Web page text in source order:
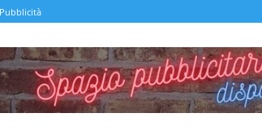
Pubblicità